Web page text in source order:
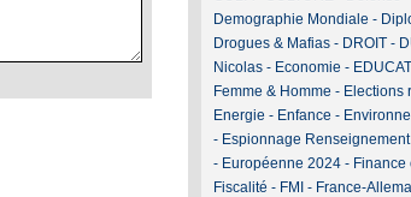
Demographie Mondiale -
Drogues & Mafias- DROIT-
Nicolas- Economie -
Femme & Homme - Elections
Energie - Enfance -
- Espionnage Renseignement
- Européenne 2024- Finance
Fiscalité - FMI - France-